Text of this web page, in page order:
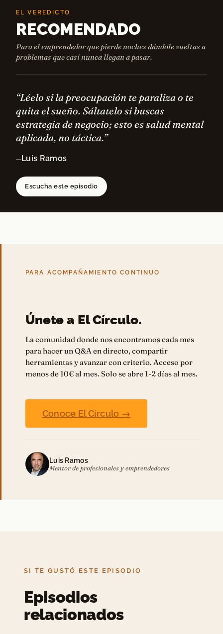
EL VEREDICTO
RECOMENDADO
Para el emprendedor que pierde noches dándole vueltas a
problemas que casi nunca llegan a pasar.
“Léelo si la preocupación te paraliza o te
quita el sueño. Sáltatelo si buscas
estrategia de negocio; esto es salud mental
aplicada, no táctica.”
— Luis Ramos
Escucha este episodio
PARA ACOMPAÑAMIENTO CONTINUO
Únete a El Círculo.
La comunidad donde nos encontramos cada mes
para hacer un Q&A en directo, compartir
herramientas y avanzar con criterio. Acceso por
menos de 10€ al mes. Solo se abre 1-2 días al mes.
Conoce El Círculo →
Luis Ramos
Mentor de profesionales y emprendedores
SI TE GUSTÓ ESTE EPISODIO
Episodios
relacionados